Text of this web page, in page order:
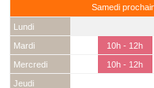
Samedi
Lundi
Mardi
10h - 12h
Mercredi
10h - 12h
Jeudi